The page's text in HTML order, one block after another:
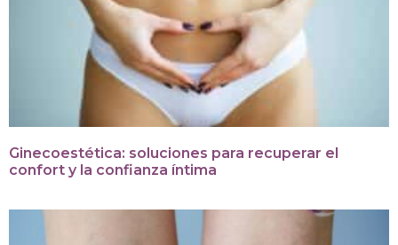
Ginecoestética: soluciones para recuperar el
confort y la confianza íntima